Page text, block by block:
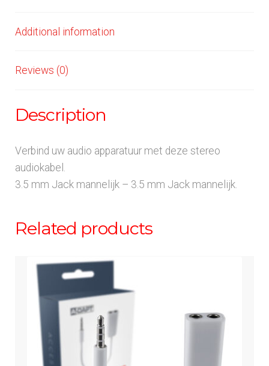
Additional information
Reviews (0)
Description
Verbind uw audio apparatuur met deze stereo
audiokabel.
3.5 mm Jack mannelijk – 3.5 mm Jack mannelijk.
Related products